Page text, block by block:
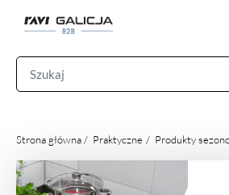
Strona główna Praktyczne Produkty